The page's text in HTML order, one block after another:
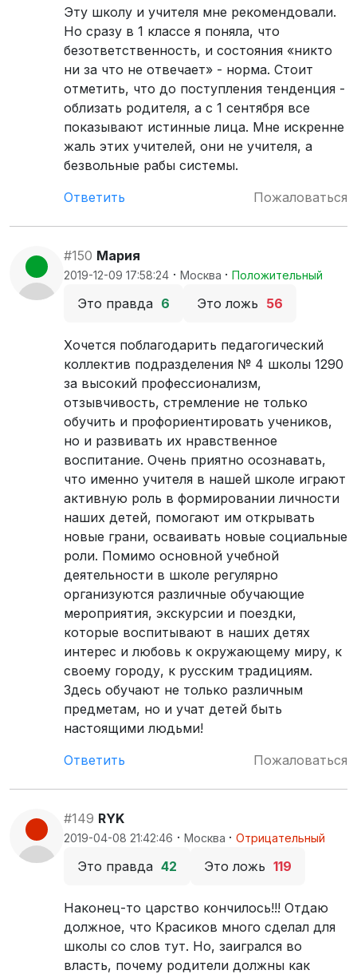
Эту школу и учителя мне рекомендовали.
Но сразу в 1 классе я поняла, что
безответственность, и состояния «никто
ни за что не отвечает» - норма. Стоит
отметить, что до поступления тенденция -
облизать родителя, а с 1 сентября все
показывают истинные лица. Мне искренне
жаль этих учителей, они не учителя, а
безвольные рабы системы.
Ответить
Пожаловаться
#150 Мария
2019-12-09 17:58:24 · Москва · Положительный
Это правда 6 Это ложь 56
Хочется поблагодарить педагогический
коллектив подразделения № 4 школы 1290
за высокий профессионализм,
отзывчивость, стремление не только
обучить и профориентировать учеников,
но и развивать их нравственное
воспитание. Очень приятно осознавать,
что именно учителя в нашей школе играют
активную роль в формировании личности
наших детей, помогают им открывать
новые грани, осваивать новые социальные
роли. Помимо основной учебной
деятельности в школе регулярно
организуются различные обучающие
мероприятия, экскурсии и поездки,
которые воспитывают в наших детях
интерес и любовь к окружающему миру, к
своему городу, к русским традициям.
Здесь обучают не только различным
предметам, но и учат детей быть
настоящими людьми!
Ответить
Пожаловаться
#149 RYK
2019-04-08 21:42:46 · Москва · Отрицательный
Это правда 42 Это ложь 119
Наконец-то царство кончилось!!! Отдаю
должное, что Красиков много сделал для
школы со слов тут. Но, заигрался во
власть, почему родители должны как